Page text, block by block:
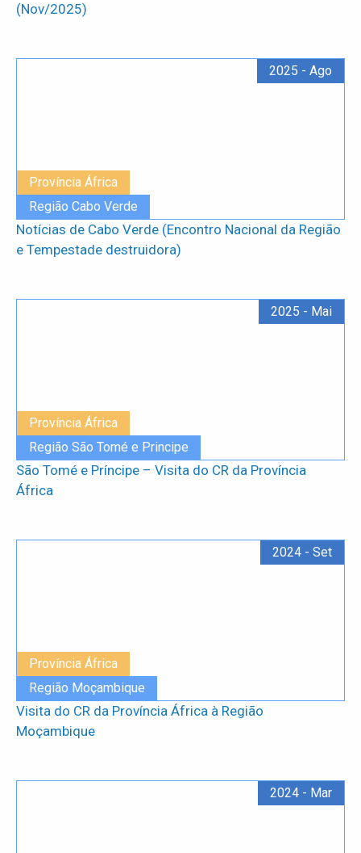
(Nov/2025)
Província África
Região Cabo Verde
2025 - Ago
Notícias de Cabo Verde (Encontro Nacional da Região
e Tempestade destruidora)
Província África
Região São Tomé e Principe
2025 - Mai
São Tomé e Príncipe – Visita do CR da Província
África
Província África
Região Moçambique
2024 - Set
Visita do CR da Província África à Região
Moçambique
2024 - Mar